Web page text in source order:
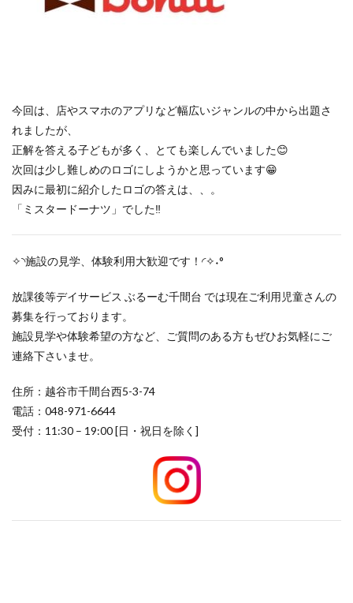
今回は、店やスマホのアプリなど幅広いジャンルの中から出題さ
れましたが、
正解を答える子どもが多く、とても楽しんでいました😊
次回は少し難しめのロゴにしようかと思っています😁
因みに最初に紹介したロゴの答えは、、。
「ミスタードーナツ」でした‼
✧◝施設の見学、体験利用大歓迎です！◜✧˖°
放課後等デイサービス ぶるーむ千間台 では現在ご利用児童さんの
募集を行っております。
施設見学や体験希望の方など、ご質問のある方もぜひお気軽にご
連絡下さいませ。
住所：越谷市千間台西5-3-74
電話：048-971-6644
受付：11:30 – 19:00 [日・祝日を除く]